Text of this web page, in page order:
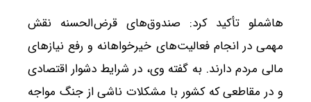
هاشملو تأکید کرد: صندوق‌های قرض‌الحسنه نقش
مهمی در انجام فعالیت‌های خیرخواهانه و رفع نیازهای
مالی مردم دارند. به گفته وی، در شرایط دشوار اقتصادی
و در مقاطعی که کشور با مشکلات ناشی از جنگ مواجه